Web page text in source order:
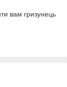
вам гризунець